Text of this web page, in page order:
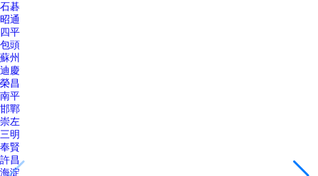
石碁
昭通
四平
包頭
蘇州
迪慶
榮昌
南平
邯鄲
崇左
三明
奉賢
許昌
海淀